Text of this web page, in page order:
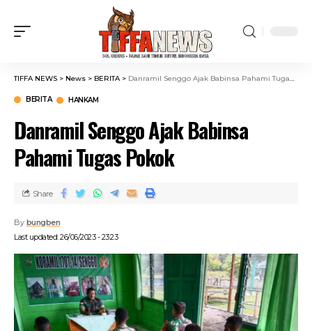
TIFFA NEWS > News > BERITA> Danramil Senggo Ajak Babinsa Pahami Tugas Pokok
BERITA HANKAM
Danramil Senggo Ajak Babinsa
Pahami Tugas Pokok
Last updated: 26/06/2023 - 23:23
By bungben
Share